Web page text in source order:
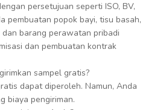
persetujuan seperti ISO, BV,
pembuatan popok bayi, tisu basah,
barang perawatan pribadi
dan pembuatan kontrak
sampel gratis?
dapat diperoleh. Namun, Anda
biaya pengiriman.